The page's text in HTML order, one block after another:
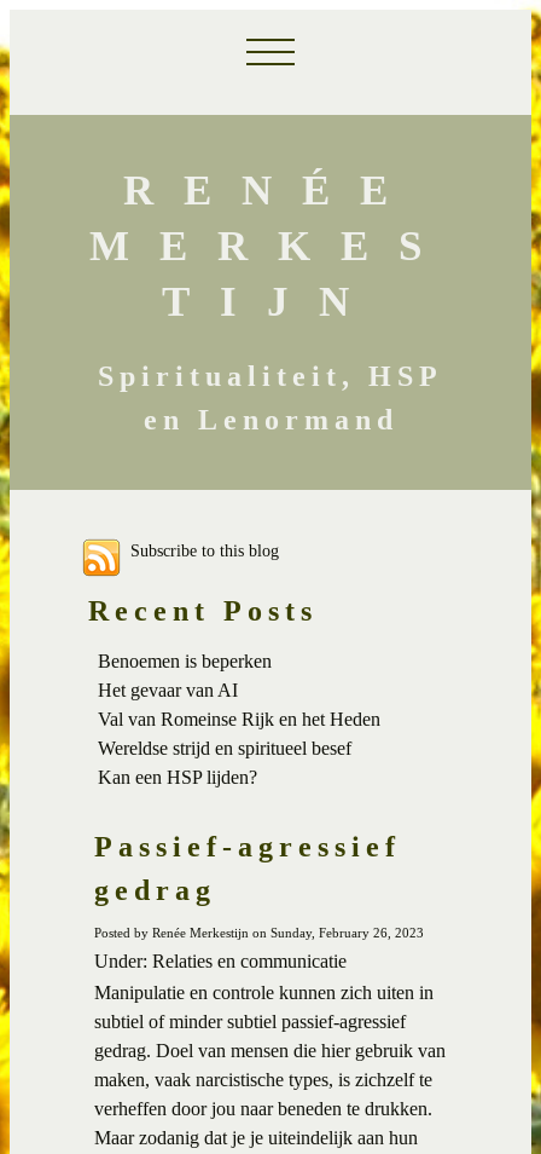
RENÉE
MERKES
TIJN
Spiritualiteit, HSP
en Lenormand
Subscribe to this blog
Recent Posts
Benoemen is beperken
Het gevaar van AI
Val van Romeinse Rijk en het Heden
Wereldse strijd en spiritueel besef
Kan een HSP lijden?
Passief-agressief
gedrag
Posted by Renée Merkestijn on Sunday, February 26, 2023
Under: Relaties en communicatie
Manipulatie en controle kunnen zich uiten in
subtiel of minder subtiel passief-agressief
gedrag. Doel van mensen die hier gebruik van
maken, vaak narcistische types, is zichzelf te
verheffen door jou naar beneden te drukken.
Maar zodanig dat je je uiteindelijk aan hun